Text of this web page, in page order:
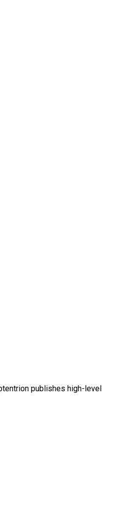
publishes high-level